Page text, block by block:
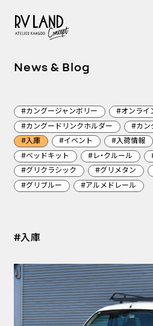
News & Blog
#カングージャンボリー #オンライ
#カングードリンクホルダー #カン
#入庫 #イベント #入荷情報
#ベッドキット #レ・クルール
#グリクラシック #グリメタン
#グリブルー #アルメドレール
#入庫